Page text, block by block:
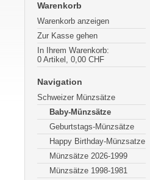
Warenkorb
Warenkorb anzeigen
Zur Kasse gehen
In Ihrem Warenkorb:
0 Artikel, 0,00 CHF
Navigation
Schweizer Münzsätze
Baby-Münzsätze
Geburtstags-Münzsätze
Happy Birthday-Münzsatze
Münzsätze 2026-1999
Münzsätze 1998-1981